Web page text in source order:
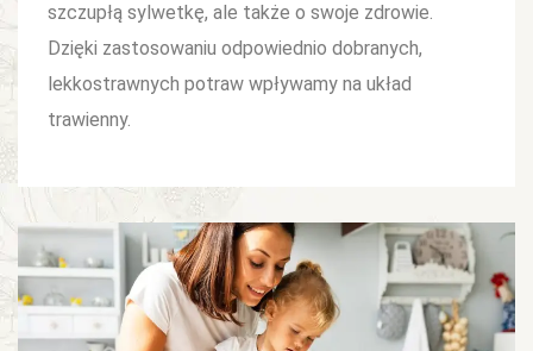
szczupłą sylwetkę, ale także o swoje zdrowie.
Dzięki zastosowaniu odpowiednio dobranych,
lekkostrawnych potraw wpływamy na układ
trawienny.